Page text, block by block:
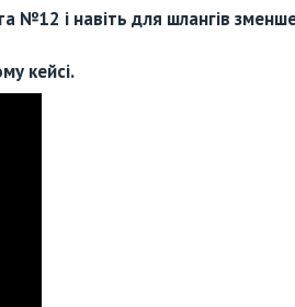
№12 і навіть для шлангів
кейсі.